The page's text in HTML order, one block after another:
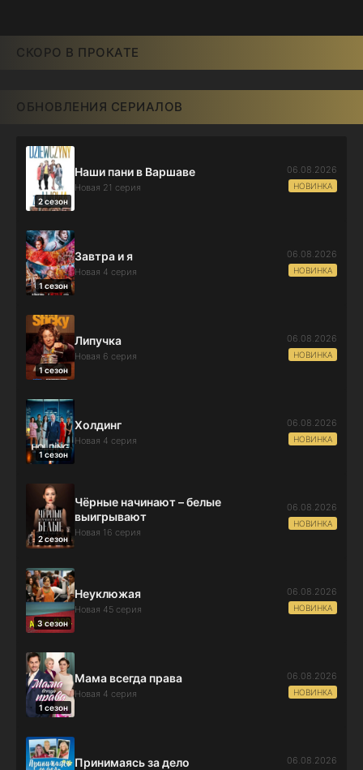
СКОРО В ПРОКАТЕ
ОБНОВЛЕНИЯ СЕРИАЛОВ
2 сезон
Наши пани в Варшаве
Новая 21 серия
06.08.2026
НОВИНКА
1 сезон
Завтра и я
Новая 4 серия
06.08.2026
НОВИНКА
1 сезон
Липучка
Новая 6 серия
06.08.2026
НОВИНКА
1 сезон
Холдинг
Новая 4 серия
06.08.2026
НОВИНКА
2 сезон
Чёрные начинают – белые
выигрывают
Новая 16 серия
06.08.2026
НОВИНКА
3 сезон
Неуклюжая
Новая 45 серия
06.08.2026
НОВИНКА
1 сезон
Мама всегда права
Новая 4 серия
06.08.2026
НОВИНКА
Принимаясь за дело 06.08.2026